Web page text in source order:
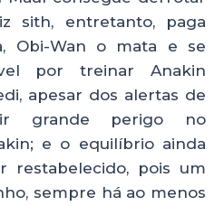
sith, entretanto, paga
Obi-Wan o mata e se
por treinar Anakin
apesar dos alertas de
grande perigo no
e o equilíbrio ainda
restabelecido, pois um
sempre há ao menos